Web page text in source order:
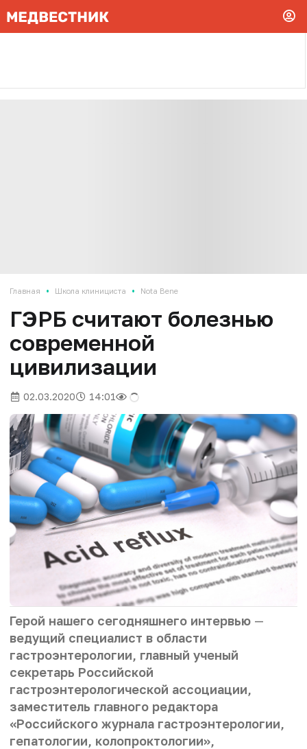
Главная • Школа клинициста • Nota Bene
ГЭРБ считают болезнью
современной
цивилизации
02.03.2020 14:01
Герой нашего сегодняшнего интервью —
ведущий специалист в области
гастроэнтерологии, главный ученый
секретарь Российской
гастроэнтерологической ассоциации,
заместитель главного редактора
«Российского журнала гастроэнтерологии,
гепатологии, колопроктологии»,